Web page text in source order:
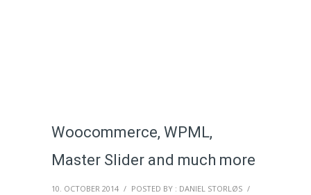
Woocommerce, WPML,
Master Slider and much more
10. OCTOBER 2014 / POSTED BY : DANIEL STORLØS /